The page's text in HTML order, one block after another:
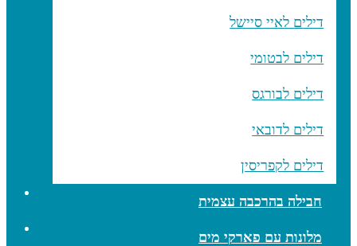
דילים לאיי סיישל
דילים לבטומי
דילים לבורגס
דילים לדובאי
דילים לקפריסין
חבילה בהרכבה עצמית
מלונות עם פארקי מים